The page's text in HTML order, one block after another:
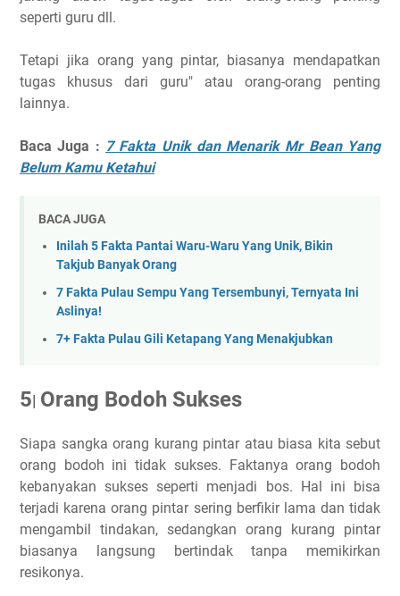
seperti guru dll.
Tetapi jika orang yang pintar, biasanya mendapatkan
tugas khusus dari guru" atau orang-orang penting
lainnya.
Baca Juga : 7 Fakta Unik dan Menarik Mr Bean Yang
Belum Kamu Ketahui
BACA JUGA
Inilah 5 Fakta Pantai Waru-Waru Yang Unik, Bikin
Takjub Banyak Orang
7 Fakta Pulau Sempu Yang Tersembunyi, Ternyata Ini
Aslinya!
7+ Fakta Pulau Gili Ketapang Yang Menakjubkan
5| Orang Bodoh Sukses
Siapa sangka orang kurang pintar atau biasa kita sebut
orang bodoh ini tidak sukses. Faktanya orang bodoh
kebanyakan sukses seperti menjadi bos. Hal ini bisa
terjadi karena orang pintar sering berfikir lama dan tidak
mengambil tindakan, sedangkan orang kurang pintar
biasanya langsung bertindak tanpa memikirkan
resikonya.